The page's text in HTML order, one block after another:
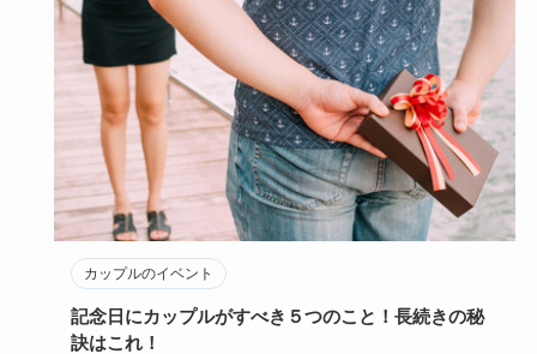
カップルのイベント
記念日にカップルがすべき５つのこと！長続きの秘
訣はこれ！